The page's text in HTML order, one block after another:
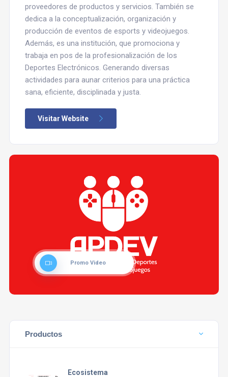
proveedores de productos y servicios. También se
dedica a la conceptualización, organización y
producción de eventos de esports y videojuegos.
Además, es una institución, que promociona y
trabaja en pos de la profesionalización de los
Deportes Electrónicos. Generando diversas
actividades para aunar criterios para una práctica
sana, eficiente, disciplinada y justa.
Visitar Website
Promo Video
Productos
Ecosistema